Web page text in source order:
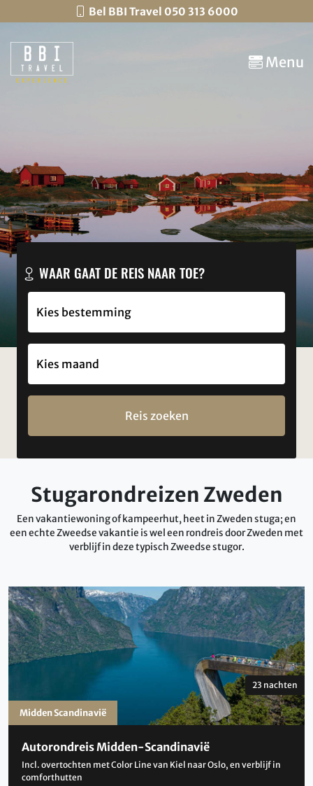
Bel BBI Travel 050 313 6000
Menu
WAAR GAAT DE REIS NAAR TOE?
Reis zoeken
Stugarondreizen Zweden
Een vakantiewoning of kampeerhut, heet in Zweden stuga; en
een echte Zweedse vakantie is wel een rondreis door Zweden met
verblijf in deze typisch Zweedse stugor.
Autorondreis Midden-Scandinavië
Incl. overtochten met Color Line van Kiel naar Oslo, en verblijf in
comforthutten
23 nachten
Midden Scandinavië